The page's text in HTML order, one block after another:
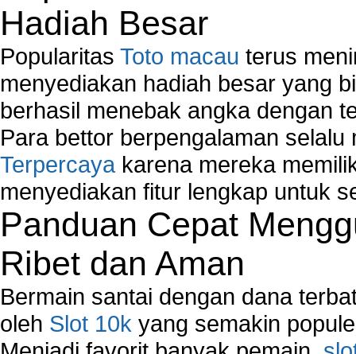
Hadiah Besar
Popularitas Toto macau terus
menyediakan hadiah besar yang
berhasil menebak angka dengan
Para bettor berpengalaman
Terpercaya karena mereka
menyediakan fitur lengkap untuk
Panduan Cepat
Ribet dan Aman
Bermain santai dengan dana
oleh Slot 10k yang semakin